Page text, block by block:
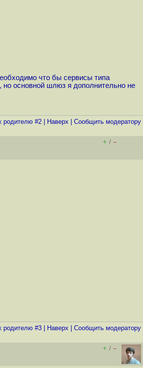
что бы сервисы типа
но основной шлюз я дополнительно не
родителю #2 Наверх Cообщить модератору
+ / –
родителю #3 Наверх Cообщить модератору
+ / –